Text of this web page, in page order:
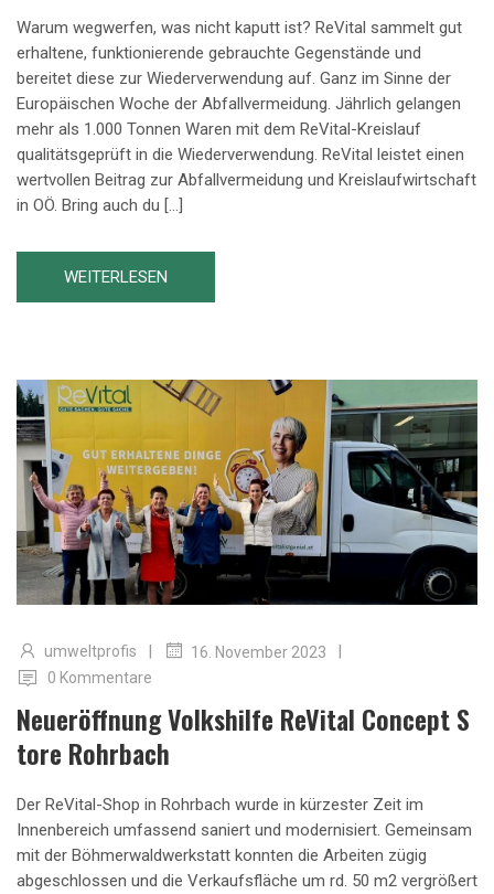
Warum wegwerfen, was nicht kaputt ist? ReVital sammelt gut
erhaltene, funktionierende gebrauchte Gegenstände und
bereitet diese zur Wiederverwendung auf. Ganz im Sinne der
Europäischen Woche der Abfallvermeidung. Jährlich gelangen
mehr als 1.000 Tonnen Waren mit dem ReVital-Kreislauf
qualitätsgeprüft in die Wiederverwendung. ReVital leistet einen
wertvollen Beitrag zur Abfallvermeidung und Kreislaufwirtschaft
in OÖ. Bring auch du […]
WEITERLESEN
umweltprofis | 16. November 2023 |
0 Kommentare
Neueröffnung Volkshilfe ReVital Concept S
Tore Rohrbach
Der ReVital-Shop in Rohrbach wurde in kürzester Zeit im
Innenbereich umfassend saniert und modernisiert. Gemeinsam
mit der Böhmerwaldwerkstatt konnten die Arbeiten zügig
abgeschlossen und die Verkaufsfläche um rd. 50 m2 vergrößert